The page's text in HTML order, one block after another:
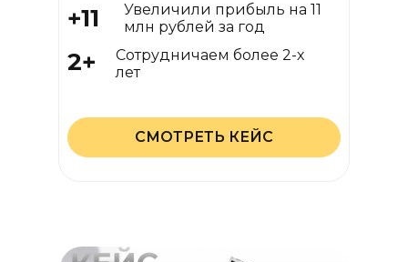
Сотрудничаем более 2-х
лет
СМОТРЕТЬ КЕЙС
Увеличили прибыль на 11
млн рублей за год
+11
Сотрудничаем более 2-х
лет
2+